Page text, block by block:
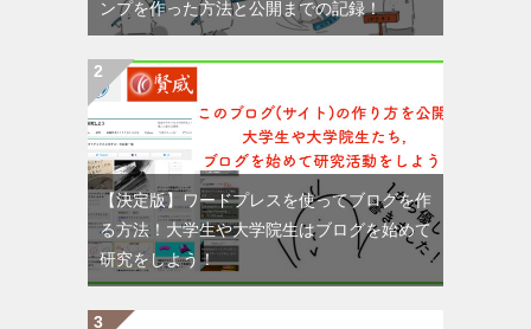
ンプを作った方法と公開までの記録！
【決定版】ワードプレスを使ってブログを作
る方法！大学生や大学院生はブログを始めて
研究をしよう！